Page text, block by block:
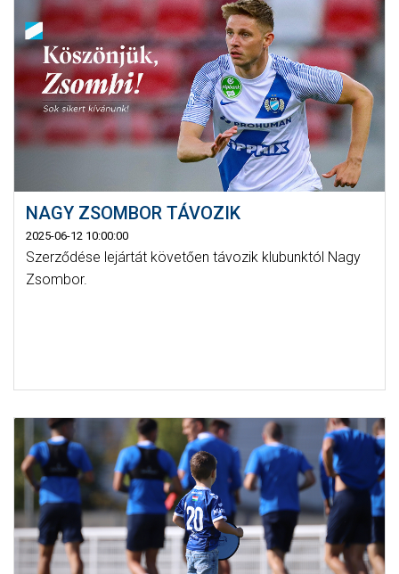
KLUB
GALÉRIA
SZURKOLÓI ÉLMÉNYEK
AKKREDITÁCIÓ
NAGY ZSOMBOR TÁVOZIK
2025-06-12 10:00:00
Szerződése lejártát követően távozik klubunktól Nagy
Zsombor.